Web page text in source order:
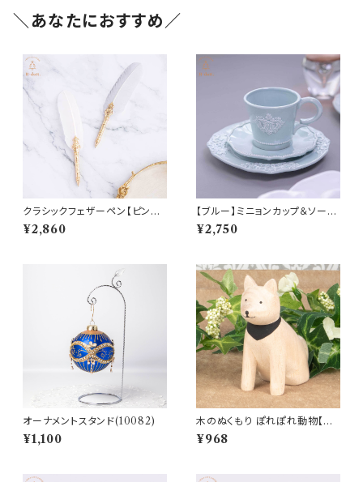
＼あなたにおすすめ／
クラシックフェザーペン【ピンク・
グレー】ペンホルダー、レフィル
付き(hr-10929-10930)
¥2,860
【ブルー】ミニョンカップ＆ソーサ
ー (800011)
¥2,750
オーナメントスタンド(10082)
¥1,100
木のぬくもり ぽれぽれ動物【ア
キタイヌ】
¥968